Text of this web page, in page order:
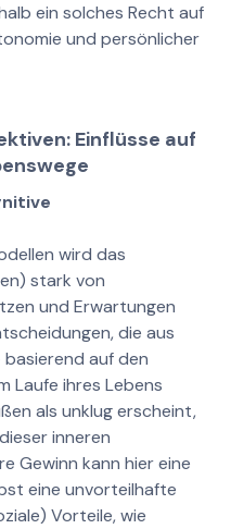
ein solches Recht auf
und persönlicher
Einflüsse auf
wird das
stark von
und Erwartungen
die aus
basierend auf den
Laufe ihres Lebens
als unklug erscheint,
inneren
Gewinn kann hier eine
eine unvorteilhafte
Vorteile, wie